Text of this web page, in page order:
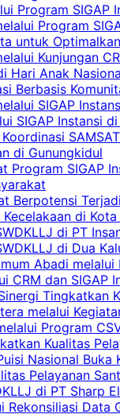
Program SIGAP
Program
untuk
Kunjungan
Hari Anak
Berbasis
SIGAP
SIGAP Instansi
di Gunungkidul
Program SIGAP
Berpotensi
di
di PT
di Dua
Abadi melalui
CRM dan SIGAP
Tingkatkan
melalui
Program
Kualitas
Nasional Buka
Pelayanan
di PT Sharp
Rekonsiliasi Data